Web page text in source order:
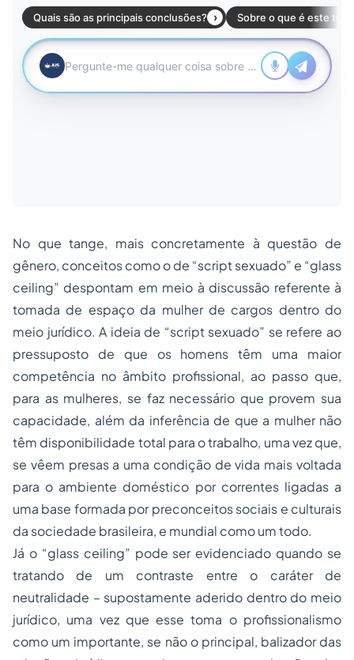
No que tange, mais concretamente à questão de
gênero, conceitos como o de “script sexuado” e “glass
ceiling” despontam em meio à discussão referente à
tomada de espaço da mulher de cargos dentro do
meio jurídico. A ideia de “script sexuado” se refere ao
pressuposto de que os homens têm uma maior
competência no âmbito profissional, ao passo que,
para as mulheres, se faz necessário que provem sua
capacidade, além da inferência de que a mulher não
têm disponibilidade total para o trabalho, uma vez que,
se vêem presas a uma condição de vida mais voltada
para o ambiente doméstico por correntes ligadas a
uma base formada por preconceitos sociais e culturais
da sociedade brasileira, e mundial como um todo.
Já o “glass ceiling” pode ser evidenciado quando se
tratando de um contraste entre o caráter de
neutralidade – supostamente aderido dentro do meio
jurídico, uma vez que esse toma o profissionalismo
como um importante, se não o principal, balizador das